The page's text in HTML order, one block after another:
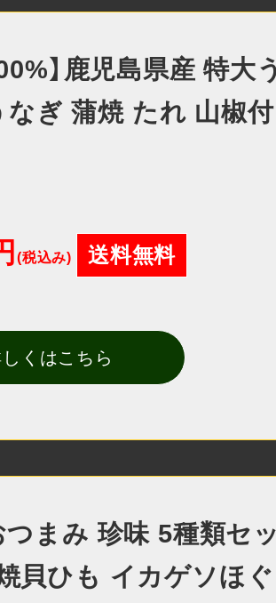
】鹿児島県産 特
ぎ 蒲焼 たれ 山椒付
(税込み) 送料無料
くはこちら
つまみ 珍味 5種類セ
貝ひも イカゲソほ